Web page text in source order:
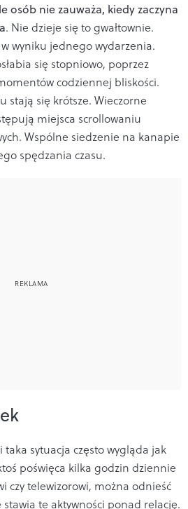
osób nie zauważa, kiedy zaczyna
. Nie dzieje się to gwałtownie.
wyniku jednego wydarzenia.
się stopniowo, poprzez
codziennej bliskości.
stają się krótsze. Wieczorne
miejsca scrollowaniu
Wspólne siedzenie na kanapie
spędzania czasu.
sytuacja często wygląda jak
poświęca kilka godzin dziennie
czy telewizorowi, można odnieść
te aktywności ponad relację.